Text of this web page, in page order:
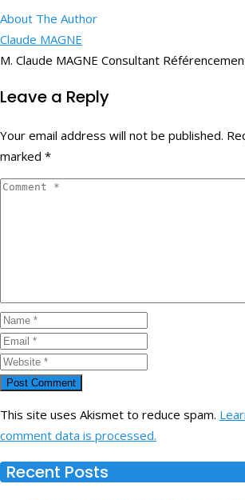
About The Author
Claude MAGNE
M. Claude MAGNE Consultant
Leave a Reply
Your email address will not be published.
marked *
This site uses Akismet to reduce spam.
comment data is processed.
Recent Posts